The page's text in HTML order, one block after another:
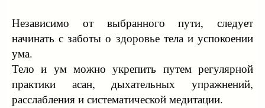
Независимо от выбранного пути, следует
начинать с заботы о здоровье тела и успокоении
ума.
Тело и ум можно укрепить путем регулярной
практики асан, дыхательных упражнений,
расслабления и систематической медитации.